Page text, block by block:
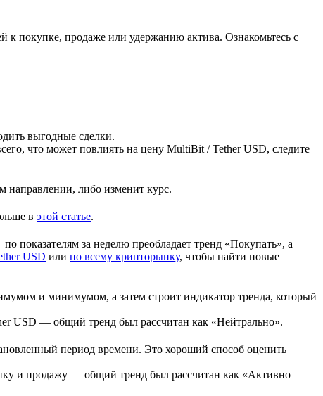
к покупке, продаже или удержанию актива. Ознакомьтесь с
выгодные сделки.
что может повлиять на цену MultiBit / Tether USD, следите
направлении, либо изменит курс.
в этой статье.
показателям за неделю преобладает тренд «Покупать», а
USD или по всему крипторынку, чтобы найти новые
и минимумом, а затем строит индикатор тренда, который
USD — общий тренд был рассчитан как «Нейтрально».
период времени. Это хороший способ оценить
и продажу — общий тренд был рассчитан как «Активно